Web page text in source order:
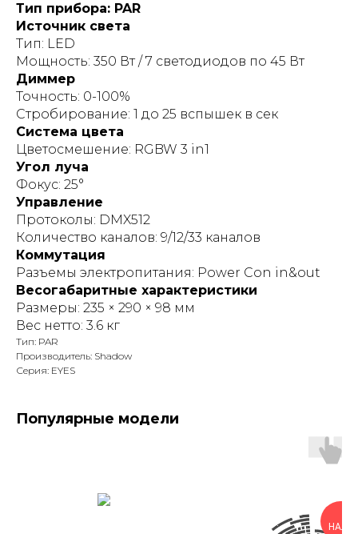
Тип прибора: PAR
Источник света
Тип: LED
Мощность: 350 Вт / 7 светодиодов по 45 Вт
Диммер
Точность: 0-100%
Стробирование: 1 до 25 вспышек в сек
Система цвета
Цветосмешение: RGBW 3 in1
Угол луча
Фокус: 25°
Управление
Протоколы: DMX512
Количество каналов: 9/12/33 каналов
Коммутация
Разъемы электропитания: Power Con in&out
Весогабаритные характеристики
Размеры: 235 × 290 × 98 мм
Вес нетто: 3.6 кг
Тип: PAR
Производитель: Shadow
Серия: EYES
Популярные модели